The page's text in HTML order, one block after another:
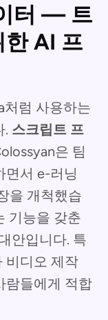
터 — 트
AI 프
처럼 사용하는
. 스크립트 프
은 팀
면서 e-러닝
을 개척했습
기능을 갖춘
안입니다. 특
비디오 제작
람들에게 적합